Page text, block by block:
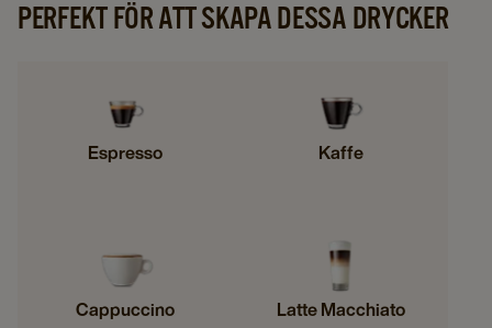
PERFEKT FÖR ATT SKAPA DESSA DRYCKER
Espresso Kaffe
Cappuccino Latte Macchiato